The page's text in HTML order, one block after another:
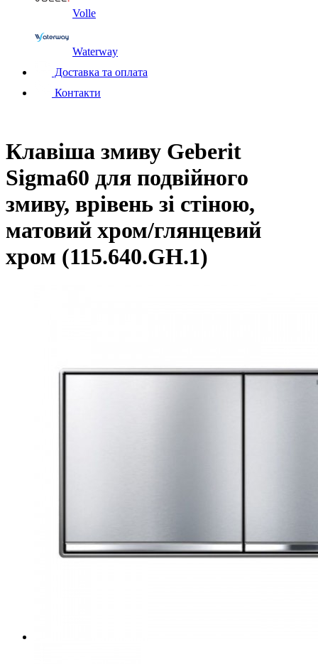
Volle
Waterway
Доставка та оплата
Контакти
Клавіша змиву Geberit
Sigma60 для подвійного
змиву, врівень зі стіною,
матовий хром/глянцевий
хром (115.640.GH.1)